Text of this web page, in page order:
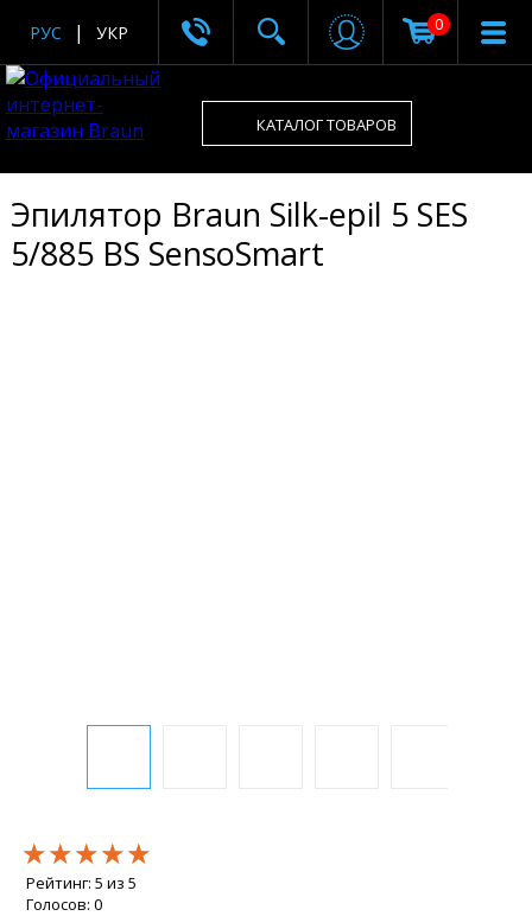
0
РУС УКР
КАТАЛОГ ТОВАРОВ
Эпилятор Braun Silk-epil 5 SES
5/885 BS SensoSmart
★★★★★
★★★★★
★★★★★
Рейтинг: 5 из 5
Голосов: 0